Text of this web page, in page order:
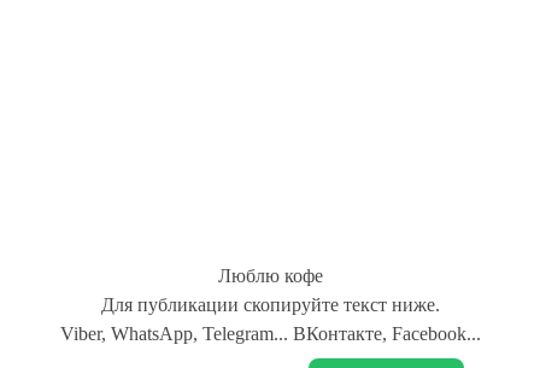
Люблю кофе
Для публикации скопируйте текст ниже.
Viber, WhatsApp, Telegram... ВКонтакте, Facebook...